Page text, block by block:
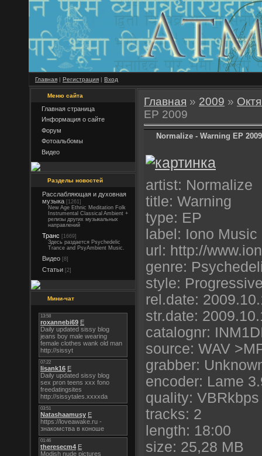
Главная | Регистрация | Вход
Меню сайта
Главная страница
Информация о сайте
Форум
Фотоальбомы
Видео
Разделы новостей
Расслабляющая и духовная
музыка [1261]
New Age Ethnic Meditation Folk
Instrumental Classical Ambient +
релизы других музыкальных
направлений
Транс [1669]
Здесь раздается Psychedelic
Trance and PsyAmbient Music.
Видео [8]
Статьи [2]
Мини-чат
Главная » 2009 »
EP 2009
Normalize - Warning EP 2009
artist: Normalize
title: Warning
type: EP
label: Iono Music
url: http://
genre:
style:
rel.date:
str.date:
catalognr:
source: WAV
grabber:
encoder: Lame
quality:
tracks: 2
length: 18:00
size: 25,28 MB